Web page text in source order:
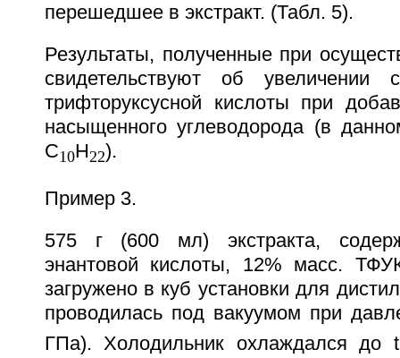
перешедшее в экстракт. (Табл. 5).
Результаты, полученные при
свидетельствуют об увеличении
трифторуксусной кислоты при
насыщенного углеводорода (в
C10H22).
Пример 3.
575 г (600 мл) экстракта,
энантовой кислоты, 12% масс.
загружено в куб установки для
проводилась под вакуумом при
ГПа). Холодильник охлаждался